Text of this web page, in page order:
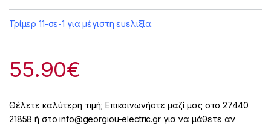
Τρίμερ 11-σε-1 για μέγιστη ευελιξία.
55.90€
Θέλετε καλύτερη τιμή; Επικοινωνήστε μαζί μας στο 27440
21858 ή στο info@georgiou-electric.gr για να μάθετε αν